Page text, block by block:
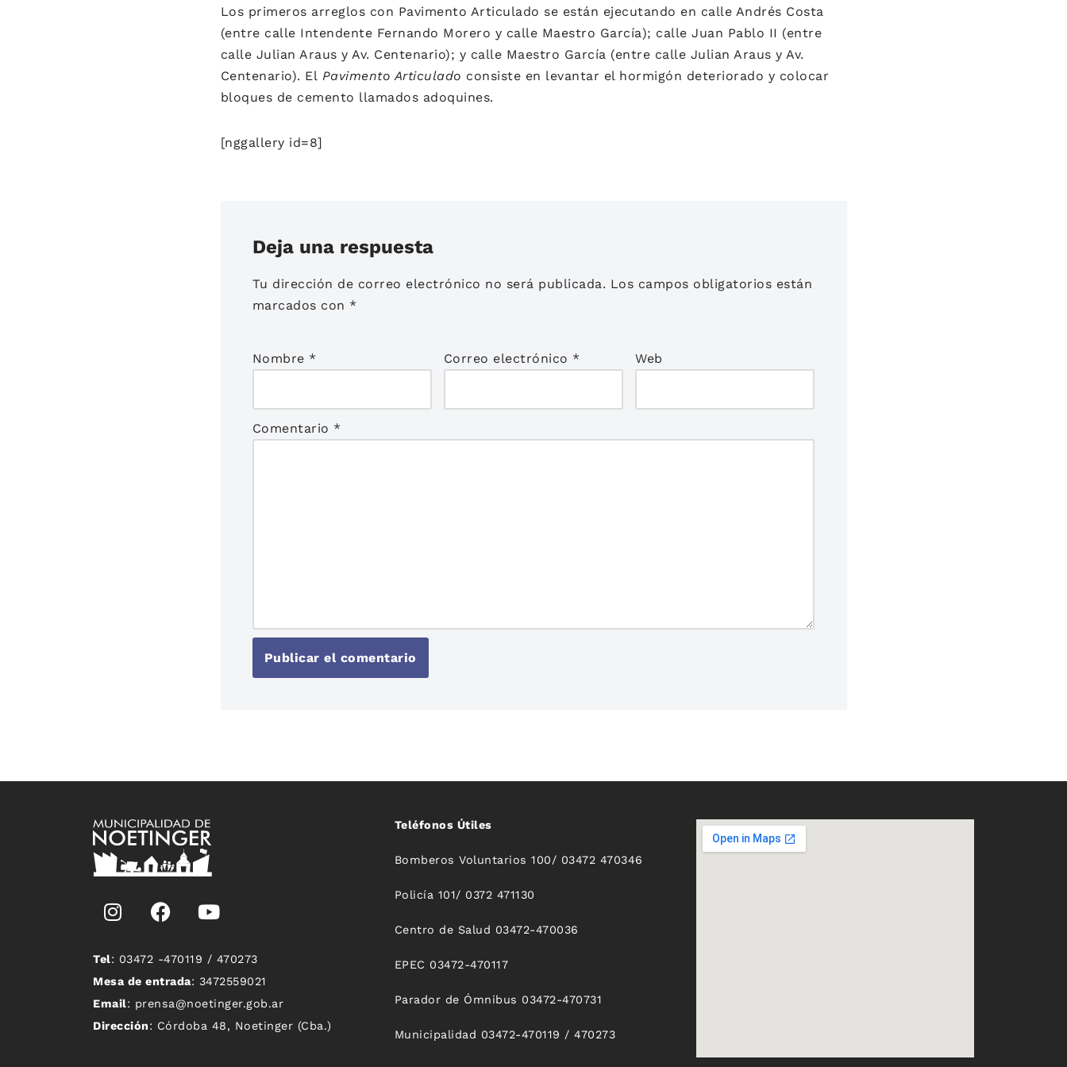
Los primeros arreglos con Pavimento Articulado se están ejecutando en calle Andrés Costa
(entre calle Intendente Fernando Morero y calle Maestro García); calle Juan Pablo II (entre
calle Julian Araus y Av. Centenario); y calle Maestro García (entre calle Julian Araus y Av.
Centenario). El Pavimento Articulado consiste en levantar el hormigón deteriorado y colocar
bloques de cemento llamados adoquines.
[nggallery id=8]
Deja una respuesta
Tu dirección de correo electrónico no será publicada. Los campos obligatorios están
marcados con *
Nombre * Correo electrónico * Web
Comentario *
Tel: 03472 -470119 / 470273
Mesa de entrada: 3472559021
Email: prensa@noetinger.gob.ar
Dirección: Córdoba 48, Noetinger (Cba.)
Teléfonos Útiles
Bomberos Voluntarios 100/ 03472 470346
Policía 101/ 0372 471130
Centro de Salud 03472-470036
EPEC 03472-470117
Parador de Ómnibus 03472-470731
Municipalidad 03472-470119 / 470273